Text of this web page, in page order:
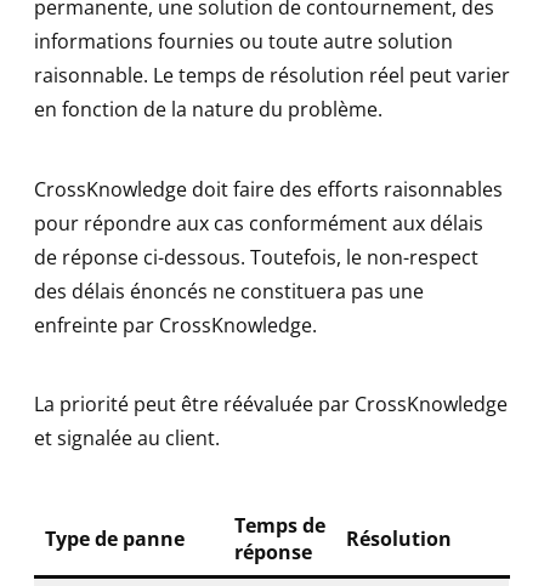
permanente, une solution de contournement, des
informations fournies ou toute autre solution
raisonnable. Le temps de résolution réel peut varier
en fonction de la nature du problème.
CrossKnowledge doit faire des efforts raisonnables
pour répondre aux cas conformément aux délais
de réponse ci-dessous. Toutefois, le non-respect
des délais énoncés ne constituera pas une
enfreinte par CrossKnowledge.
La priorité peut être réévaluée par CrossKnowledge
et signalée au client.
Type de panne
Temps de
réponse
Résolution